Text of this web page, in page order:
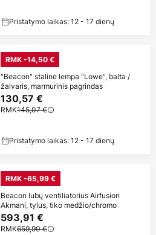
Pristatymo laikas: 12 - 17 dienų
RMK -14,50 €
"Beacon" stalinė lempa "Lowe", balta /
žalvaris, marmurinis pagrindas
130,57 €
RMK145,07 €
Pristatymo laikas: 12 - 17 dienų
RMK -65,99 €
Beacon lubų ventiliatorius Airfusion
Akmani, tylus, tiko medžio/chromo
593,91 €
RMK659,90 €